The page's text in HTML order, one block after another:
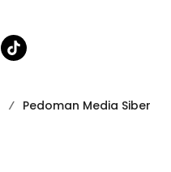
Pedoman Media Siber